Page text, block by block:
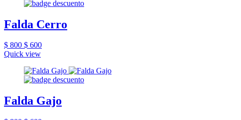
Falda Cerro
$ 800 $ 600
Quick view
Falda Gajo